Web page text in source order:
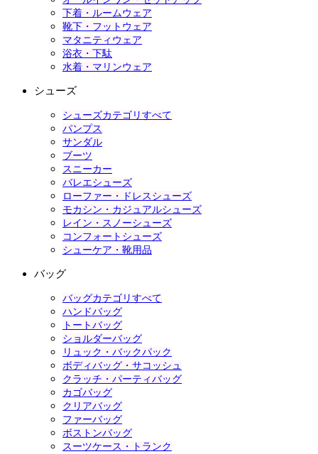
下着・ルームウェア
靴下・フットウェア
マタニティウェア
浴衣・下駄
水着・マリンウェア
シューズ
シューズカテゴリすべて
パンプス
サンダル
ブーツ
スニーカー
バレエシューズ
ローファー・ドレスシューズ
モカシン・カジュアルシューズ
レイン・スノーシューズ
コンフォートシューズ
シューケア・靴用品
バッグ
バッグカテゴリすべて
ハンドバッグ
トートバッグ
ショルダーバッグ
リュック・バックパック
ボディバッグ・サコッシュ
クラッチ・パーティバッグ
カゴバッグ
クリアバッグ
ファーバッグ
ボストンバッグ
スーツケース・トランク